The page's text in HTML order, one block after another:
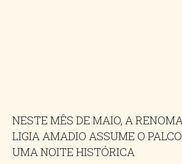
NESTE MÊS DE MAIO, A
LIGIA AMADIO ASSUME O
UMA NOITE HISTÓRICA